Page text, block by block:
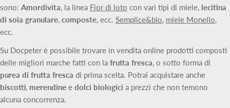
sono: Amordivita, la linea Fior di loto con vari tipi di miele, lecitina
di soia granulare, composte, ecc. Semplice&bio, miele Monello,
ecc.
Su Docpeter è possibile trovare in vendita online prodotti composti
delle migliori marche fatti con la frutta fresca, o sotto forma di
purea di frutta fresca di prima scelta. Potrai acquistare anche
biscotti, merendine e dolci biologici a prezzi che non temono
alcuna concorrenza.